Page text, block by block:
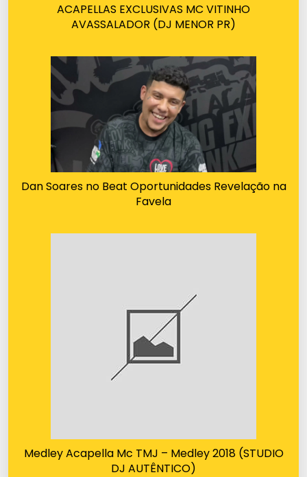
ACAPELLAS EXCLUSIVAS MC VITINHO
AVASSALADOR (DJ MENOR PR)
Dan Soares no Beat Oportunidades Revelação na
Favela
Medley Acapella Mc TMJ – Medley 2018 (STUDIO
DJ AUTÊNTICO)